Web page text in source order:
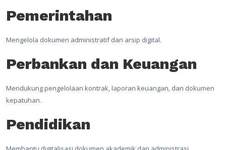
Pemerintahan
Mengelola dokumen administratif dan arsip digital.
Perbankan dan Keuangan
Mendukung pengelolaan kontrak, laporan keuangan, dan dokumen
kepatuhan.
Pendidikan